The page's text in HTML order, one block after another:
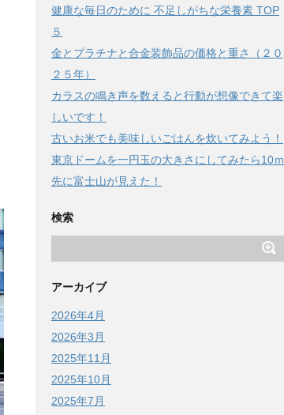
健康な毎日のために 不足しがちな栄養素 TOP
５
金とプラチナと合金装飾品の価格と重さ（２０
２５年）
カラスの鳴き声を数えると行動が想像できて楽
しいです！
古いお米でも美味しいごはんを炊いてみよう！
東京ドームを一円玉の大きさにしてみたら10ｍ
先に富士山が見えた！
検索
アーカイブ
2026年4月
2026年3月
2025年11月
2025年10月
2025年7月